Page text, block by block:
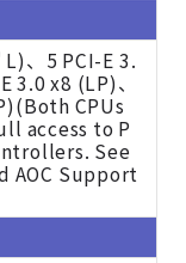
、5 PCI-E 3.
3.0 x8 (LP)、
CPUs
access to P
See
AOC Support